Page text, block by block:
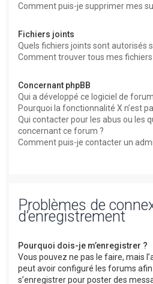
Comment puis-je supprimer mes
Fichiers joints
Quels fichiers joints sont autorisés
Comment trouver tous mes fichiers
Concernant phpBB
Qui a développé ce logiciel de
Pourquoi la fonctionnalité X n’est
Qui contacter pour les abus ou les
concernant ce forum ?
Comment puis-je contacter un
Problèmes de
d’enregistrement
Pourquoi dois-je m’enregistrer ?
Vous pouvez ne pas le faire, mais
peut avoir configuré les forums afin
s’enregistrer pour poster des